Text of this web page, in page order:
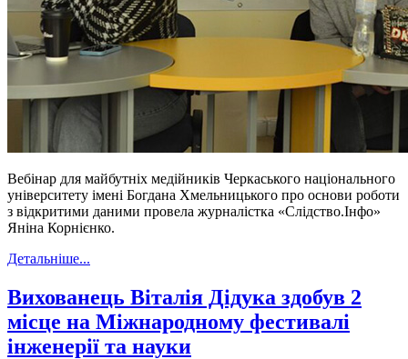
Вебінар для майбутніх медійників Черкаського національного
університету імені Богдана Хмельницького про основи роботи
з відкритими даними провела журналістка «Слідство.Інфо»
Яніна Корнієнко.
Детальніше...
Вихованець Віталія Дідука здобув 2
місце на Міжнародному фестивалі
інженерії та науки